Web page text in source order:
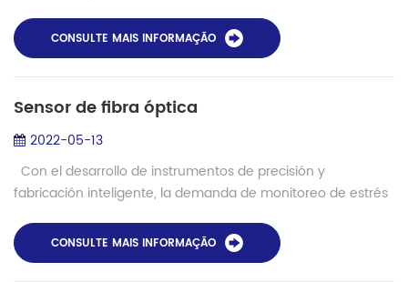
En este tipo de fi...
CONSULTE MAIS INFORMAÇÃO
Sensor de fibra óptica
2022-05-13
Con el desarrollo de instrumentos de precisión y
fabricación inteligente, la demanda de monitoreo de estrés
estrés de aeronaves, por ej...
CONSULTE MAIS INFORMAÇÃO